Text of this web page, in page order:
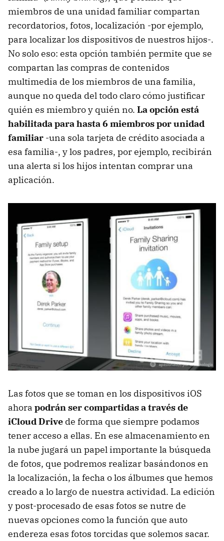
miembros de una unidad familiar compartan
recordatorios, fotos, localización -por ejemplo,
para localizar los dispositivos de nuestros hijos-.
No solo eso: esta opción también permite que se
compartan las compras de contenidos
multimedia de los miembros de una familia,
aunque no queda del todo claro cómo justificar
quién es miembro y quién no. La opción está
habilitada para hasta 6 miembros por unidad
familiar -una sola tarjeta de crédito asociada a
esa familia-, y los padres, por ejemplo, recibirán
una alerta si los hijos intentan comprar una
aplicación.
Las fotos que se toman en los dispositivos iOS
ahora podrán ser compartidas a través de
iCloud Drive de forma que siempre podamos
tener acceso a ellas. En ese almacenamiento en
la nube jugará un papel importante la búsqueda
de fotos, que podremos realizar basándonos en
la localización, la fecha o los álbumes que hemos
creado a lo largo de nuestra actividad. La edición
y post-procesado de esas fotos se nutre de
nuevas opciones como la función que auto
endereza esas fotos torcidas que solemos sacar.